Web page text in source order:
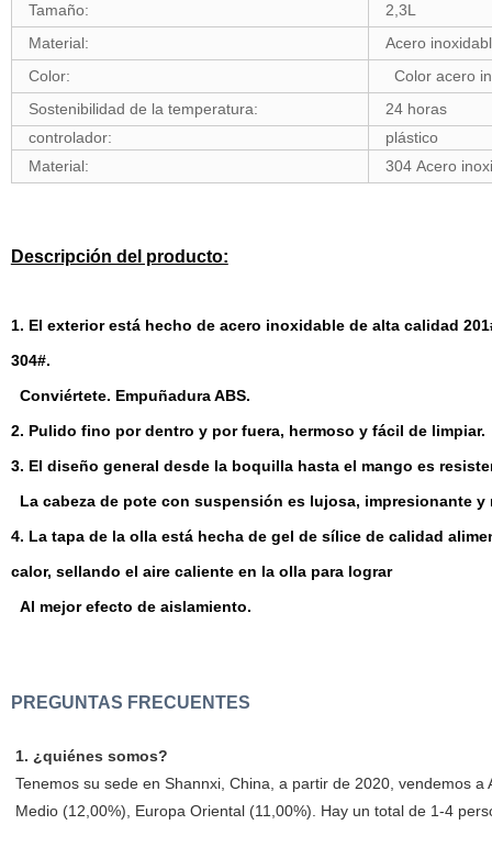
Tamaño:
2,3L
Material:
Acero
Color:
Color acero
Sostenibilidad de la temperatura:
24 horas
controlador:
plástico
Material:
304 Acero
Descripción del producto:
1. El exterior está hecho de acero inoxidable de alta calidad
304#.
Conviértete. Empuñadura ABS.
2. Pulido fino por dentro y por fuera, hermoso y fácil de limpiar.
3. El diseño general desde la boquilla hasta el mango es
La cabeza de pote con suspensión es lujosa, impresionante y
4. La tapa de la olla está hecha de gel de sílice de calidad
calor, sellando el aire caliente en la olla para lograr
Al mejor efecto de aislamiento.
PREGUNTAS FRECUENTES
1. ¿quiénes somos?
Tenemos su sede en Shannxi, China, a partir de 2020, vendemos
Medio (12,00%), Europa Oriental (11,00%). Hay un total de 1-4